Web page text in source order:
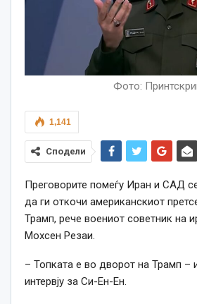
Фото:
1,141
Сподели
Преговорите помеѓу Иран и САД
да ги откочи американскиот
Трамп, рече воениот советник на
Мохсен Резаи.
– Топката е во дворот на Трамп –
интервју за Си-Eн-Eн.